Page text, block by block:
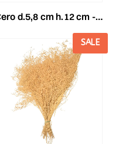
cero d.5,8 cm h.12 cm -120/58- conf.pz.16 avorio
SALE